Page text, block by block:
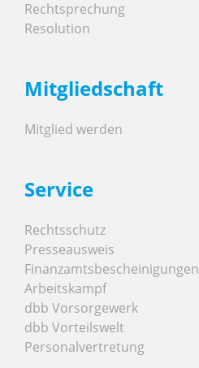
Rechtsprechung
Resolution
Mitgliedschaft
Mitglied werden
Service
Rechtsschutz
Presseausweis
Finanzamtsbescheinigungen
Arbeitskampf
dbb Vorsorgewerk
dbb Vorteilswelt
Personalvertretung